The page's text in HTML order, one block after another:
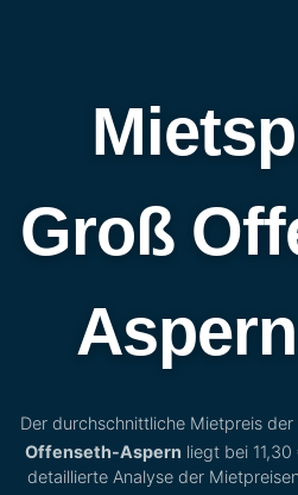
Groß
Der durchschnittliche Mietpreis
Offenseth-Aspern liegt bei 11,30
detaillierte Analyse der